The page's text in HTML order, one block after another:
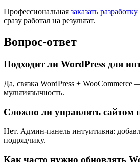
Профессиональная заказать
сразу работал на результат.
Вопрос-ответ
Подходит ли WordPress для
Да, связка WordPress +
мультиязычность.
Сложно ли управлять сайтом
Нет. Админ-панель интуитивна:
подрядчику.
Как часто нужно обновлять